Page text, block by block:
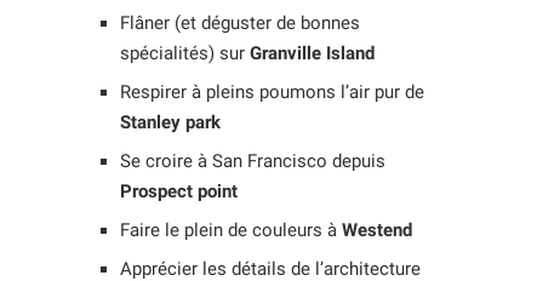
Flâner (et déguster de bonnes
spécialités) sur Granville Island
Respirer à pleins poumons l’air pur de
Stanley park
Se croire à San Francisco depuis
Prospect point
Faire le plein de couleurs à Westend
Apprécier les détails de l’architecture